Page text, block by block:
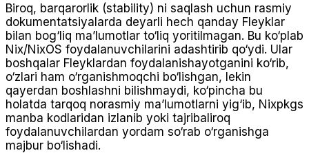
Biroq, barqarorlik (stability) ni saqlash uchun rasmiy
dokumentatsiyalarda deyarli hech qanday Fleyklar
bilan bog‘liq ma’lumotlar to‘liq yoritilmagan. Bu ko‘plab
Nix/NixOS foydalanuvchilarini adashtirib qo‘ydi. Ular
boshqalar Fleyklardan foydalanishayotganini ko‘rib,
o‘zlari ham o‘rganishmoqchi bo‘lishgan, lekin
qayerdan boshlashni bilishmaydi, ko‘pincha bu
holatda tarqoq norasmiy ma’lumotlarni yig‘ib, Nixpkgs
manba kodlaridan izlanib yoki tajribaliroq
foydalanuvchilardan yordam so‘rab o‘rganishga
majbur bo‘lishadi.